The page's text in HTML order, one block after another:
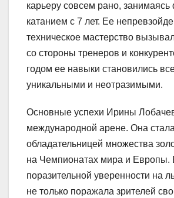
карьеру совсем рано,
катанием с 7 лет. Ее
техническое мастерство
со стороны тренеров и
годом ее навыки становились
уникальными и неотразимыми.
Основные успехи Ирины
международной арене. Она стала
обладательницей множества
на Чемпионатах мира и Европы.
поразительной уверенности на
не только поражала зрителей